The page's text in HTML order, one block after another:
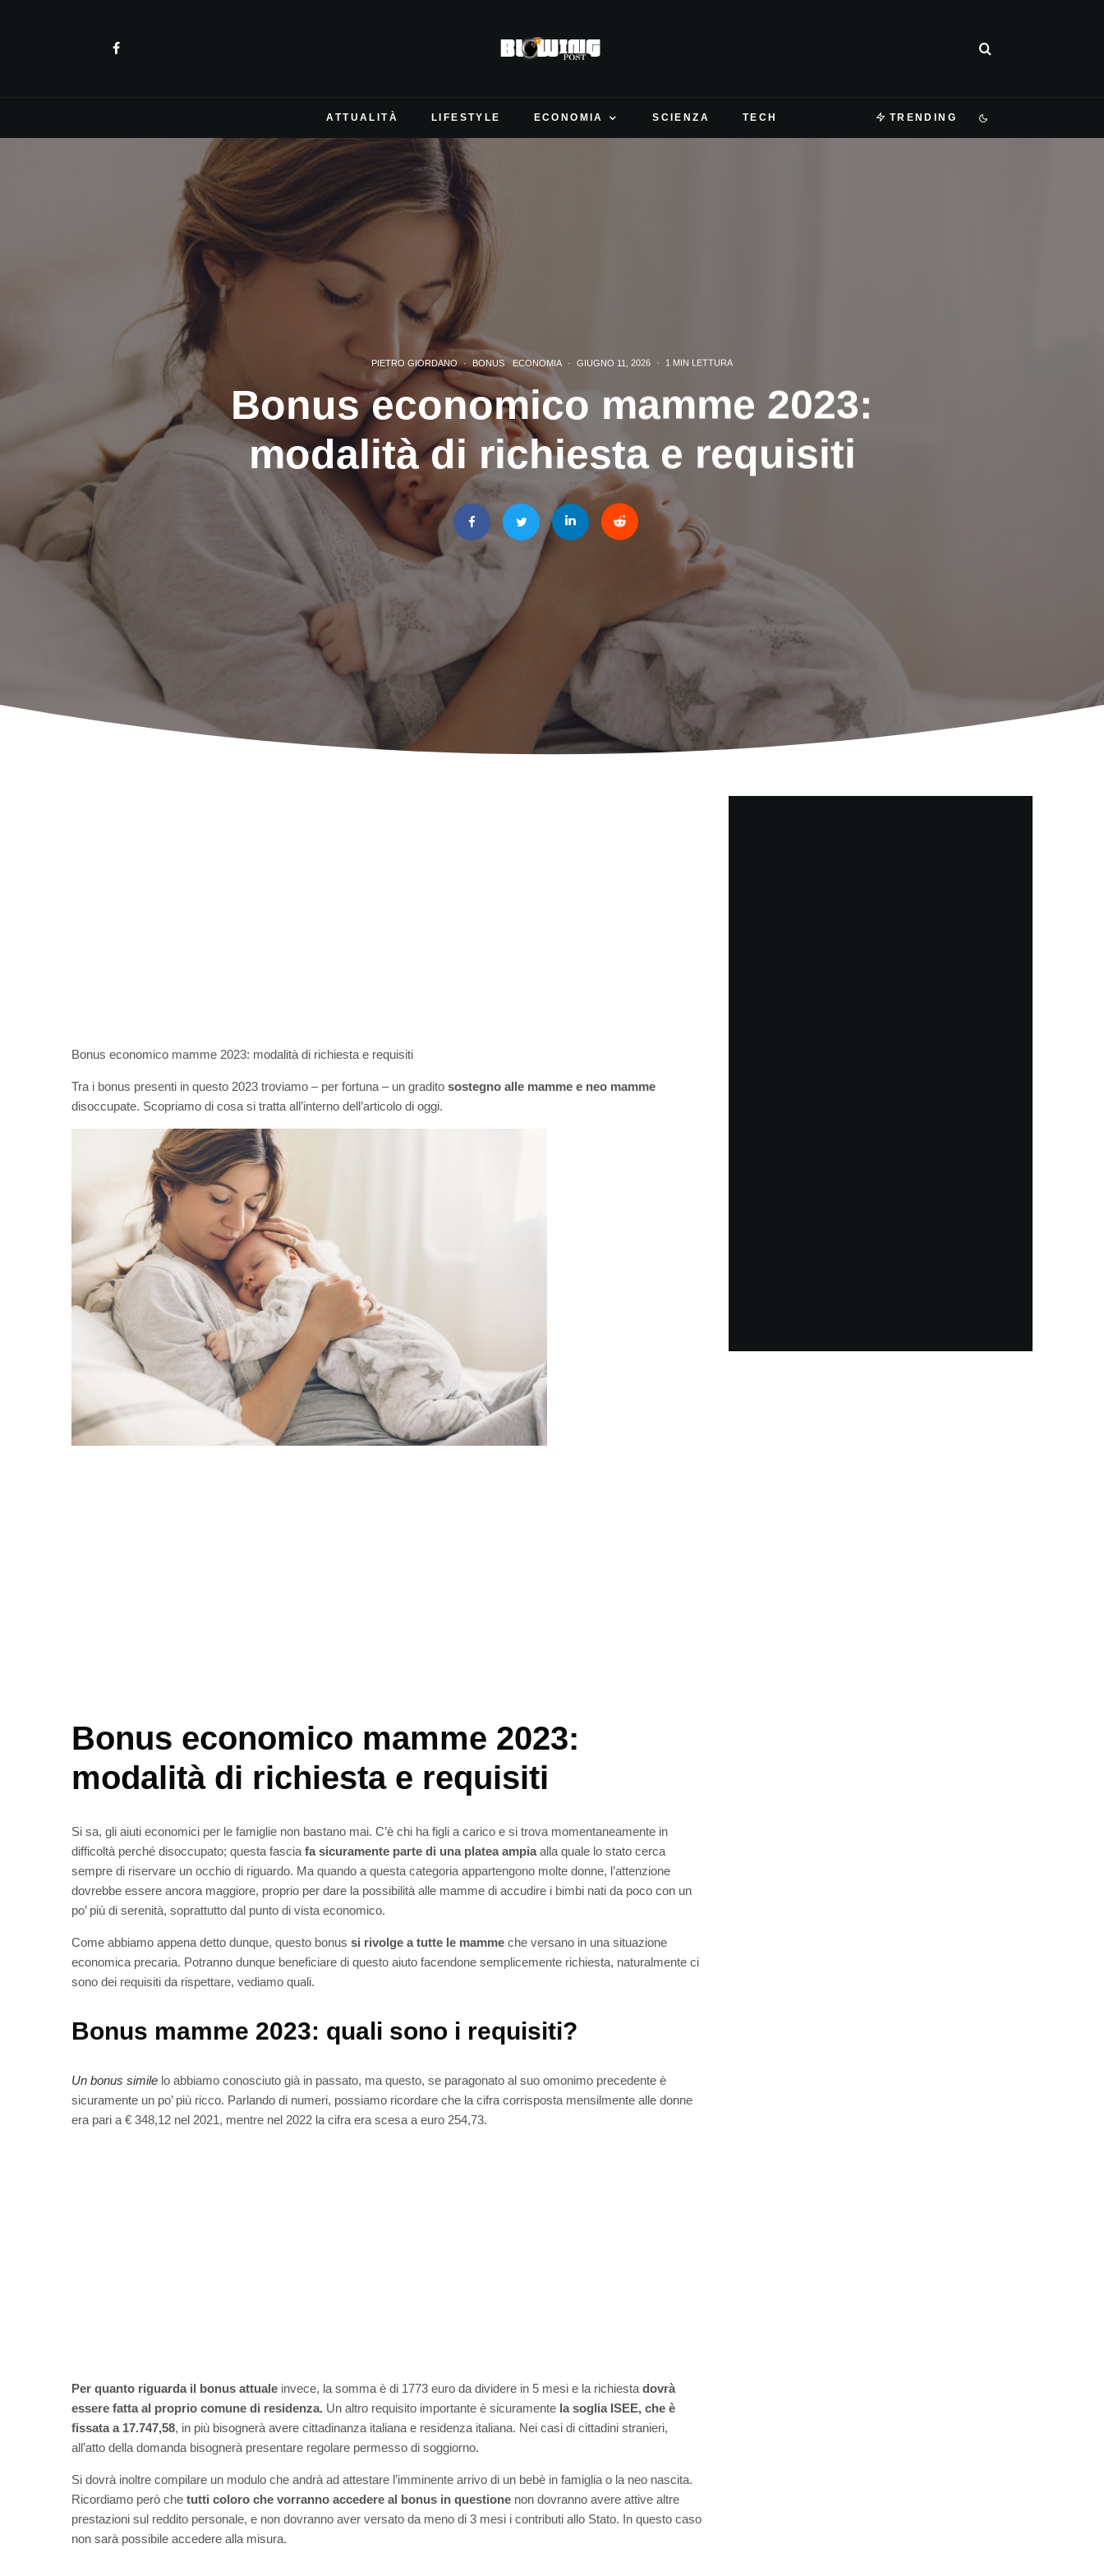
ATTUALITÀ LIFESTYLE ECONOMIA SCIENZA TECH TRENDING
PIETRO GIORDANO · BONUS ECONOMIA · GIUGNO 11, 2026 · 1 MIN LETTURA
Bonus economico mamme 2023:
modalità di richiesta e requisiti
Bonus economico mamme 2023: modalità di richiesta e requisiti
Tra i bonus presenti in questo 2023 troviamo – per fortuna – un gradito sostegno alle mamme e neo mamme
disoccupate. Scopriamo di cosa si tratta all’interno dell’articolo di oggi.
Bonus economico mamme 2023:
modalità di richiesta e requisiti
Si sa, gli aiuti economici per le famiglie non bastano mai. C’è chi ha figli a carico e si trova momentaneamente in
difficoltà perché disoccupato; questa fascia fa sicuramente parte di una platea ampiaalla quale lo stato cerca
sempre di riservare un occhio di riguardo. Ma quando a questa categoria appartengono molte donne, l’attenzione
dovrebbe essere ancora maggiore, proprio per dare la possibilità alle mamme di accudire i bimbi nati da poco con un
po’ più di serenità, soprattutto dal punto di vista economico.
Come abbiamo appena detto dunque, questo bonus si rivolge a tutte le mamme che versano in una situazione
economica precaria. Potranno dunque beneficiare di questo aiuto facendone semplicemente richiesta, naturalmente ci
sono dei requisiti da rispettare, vediamo quali.
Bonus mamme 2023: quali sono i requisiti?
Un bonus simile lo abbiamo conosciuto già in passato, ma questo, se paragonato al suo omonimo precedente è
sicuramente un po’ più ricco. Parlando di numeri, possiamo ricordare che la cifra corrisposta mensilmente alle donne
era pari a € 348,12 nel 2021, mentre nel 2022 la cifra era scesa a euro 254,73.
Per quanto riguarda il bonus attuale invece, la somma è di 1773 euro da dividere in 5 mesi e la richiesta dovrà
essere fatta al proprio comune di residenza. Un altro requisito importante è sicuramente la soglia ISEE, che è
fissata a 17.747,58, in più bisognerà avere cittadinanza italiana e residenza italiana. Nei casi di cittadini stranieri,
all’atto della domanda bisognerà presentare regolare permesso di soggiorno.
Si dovrà inoltre compilare un modulo che andrà ad attestare l’imminente arrivo di un bebè in famiglia o la neo nascita.
Ricordiamo però che tutti coloro che vorranno accedere al bonus in questione non dovranno avere attive altre
prestazioni sul reddito personale, e non dovranno aver versato da meno di 3 mesi i contributi allo Stato. In questo caso
non sarà possibile accedere alla misura.